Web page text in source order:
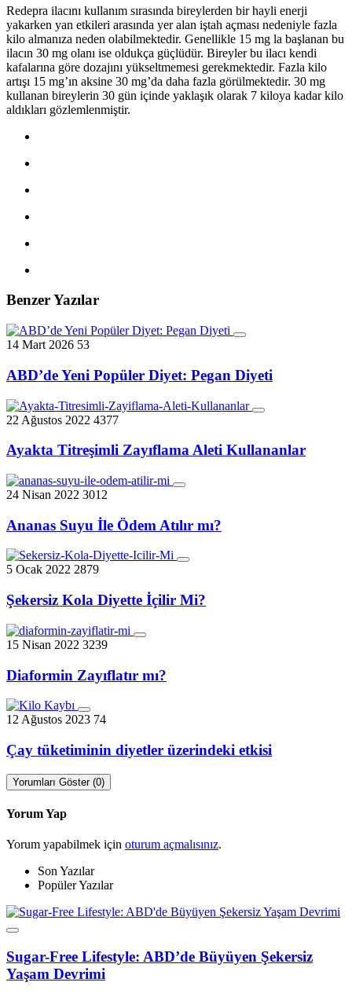
Redepra ilacını kullanım sırasında bireylerden bir hayli enerji
yakarken yan etkileri arasında yer alan iştah açması nedeniyle fazla
kilo almanıza neden olabilmektedir. Genellikle 15 mg la başlanan bu
ilacın 30 mg olanı ise oldukça güçlüdür. Bireyler bu ilacı kendi
kafalarına göre dozajını yükseltmemesi gerekmektedir. Fazla kilo
artışı 15 mg’ın aksine 30 mg’da daha fazla görülmektedir. 30 mg
kullanan bireylerin 30 gün içinde yaklaşık olarak 7 kiloya kadar kilo
aldıkları gözlemlenmiştir.
Benzer Yazılar
14 Mart 2026 53
ABD’de Yeni Popüler Diyet: Pegan Diyeti
22 Ağustos 2022 4377
Ayakta Titreşimli Zayıflama Aleti Kullananlar
24 Nisan 2022 3012
Ananas Suyu İle Ödem Atılır mı?
5 Ocak 2022 2879
Şekersiz Kola Diyette İçilir Mi?
15 Nisan 2022 3239
Diaformin Zayıflatır mı?
12 Ağustos 2023 74
Çay tüketiminin diyetler üzerindeki etkisi
Yorumları Göster (0)
Yorum Yap
Yorum yapabilmek için oturum açmalısınız.
Son Yazılar
Popüler Yazılar
Sugar-Free Lifestyle: ABD’de Büyüyen Şekersiz
Yaşam Devrimi